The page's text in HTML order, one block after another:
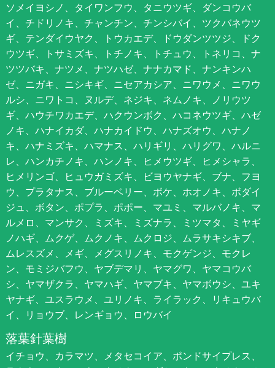
ソメイヨシノ、タイワンフウ、タニウツギ、ダンコウバ
イ、チドリノキ、チャンチン、チンシバイ、ツクバネウツ
ギ、テンダイウヤク、トウカエデ、ドウダンツツジ、ドク
ウツギ、トサミズキ、トチノキ、トチュウ、トネリコ、ナ
ツツバキ、ナツメ、ナツハゼ、ナナカマド、ナンキンハ
ゼ、ニガキ、ニシキギ、ニセアカシア、ニワウメ、ニワウ
ルシ、ニワトコ、ヌルデ、ネジキ、ネムノキ、ノリウツ
ギ、ハウチワカエデ、ハクウンボク、ハコネウツギ、ハゼ
ノキ、ハナイカダ、ハナカイドウ、ハナズオウ、ハナノ
キ、ハナミズキ、ハマナス、ハリギリ、ハリグワ、ハルニ
レ、ハンカチノキ、ハンノキ、ヒメウツギ、ヒメシャラ、
ヒメリンゴ、ヒュウガミズキ、ビヨウヤナギ、ブナ、フヨ
ウ、プラタナス、ブルーベリー、ボケ、ホオノキ、ボダイ
ジュ、ボタン、ポプラ、ポポー、マユミ、マルバノキ、マ
ルメロ、マンサク、ミズキ、ミズナラ、ミツマタ、ミヤギ
ノハギ、ムクゲ、ムクノキ、ムクロジ、ムラサキシキブ、
ムレスズメ、メギ、メグスリノキ、モクゲンジ、モクレ
ン、モミジバフウ、ヤブデマリ、ヤマグワ、ヤマコウバ
シ、ヤマザクラ、ヤマハギ、ヤマブキ、ヤマボウシ、ユキ
ヤナギ、ユスラウメ、ユリノキ、ライラック、リキュウバ
イ、リョウブ、レンギョウ、ロウバイ
落葉針葉樹
イチョウ、カラマツ、メタセコイア、ポンドサイプレス、